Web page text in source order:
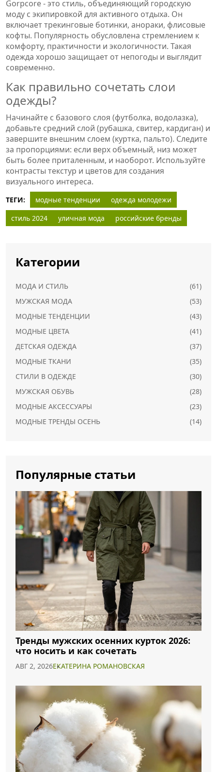
Gorpcore - это стиль, объединяющий городскую
моду с экипировкой для активного отдыха. Он
включает трекинговые ботинки, анораки, флисовые
кофты. Популярность обусловлена стремлением к
комфорту, практичности и экологичности. Такая
одежда хорошо защищает от непогоды и выглядит
современно.
Как правильно сочетать слои
одежды?
Начинайте с базового слоя (футболка, водолазка),
добавьте средний слой (рубашка, свитер, кардиган) и
завершите внешним слоем (куртка, пальто). Следите
за пропорциями: если верх объемный, низ может
быть более приталенным, и наоборот. Используйте
контрасты текстур и цветов для создания
визуального интереса.
ТЕГИ: модные тенденции
одежда молодежи
стиль 2024
уличная мода российские бренды
Категории
МОДА И СТИЛЬ
(61)
МУЖСКАЯ МОДА
(53)
МОДНЫЕ ТЕНДЕНЦИИ
(43)
МОДНЫЕ ЦВЕТА
(41)
ДЕТСКАЯ ОДЕЖДА
(37)
МОДНЫЕ ТКАНИ
(35)
СТИЛИ В ОДЕЖДЕ
(30)
МУЖСКАЯ ОБУВЬ
(28)
МОДНЫЕ АКСЕССУАРЫ
(23)
МОДНЫЕ ТРЕНДЫ ОСЕНЬ
(14)
Популярные статьи
Тренды мужских осенних курток 2026:
что носить и как сочетать
АВГ 2, 2026ЕКАТЕРИНА РОМАНОВСКАЯ